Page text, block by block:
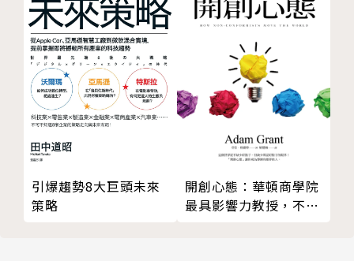
也曾在1995~2001年間的網路泡沫時期進場，跟著每
一位瘋狂買股的投資人一起做發財夢。然而，潮水退
了，才知道誰沒穿褲子，當泡沫被吹破後，他的發財夢
也破滅了，還好這次他的損失不多，賣股後還有小賺一
點錢。但在那之後，他長達10年沒有再投資。
財經記者的投資黑歷史（3）堅持投資一毛都不能賠的
標的
貝胡貝：「如果他真的懂投資，他應該這樣對我說：
引爆趨勢8大巨頭未來
策略
開創心態：華頓商學院
最具影響力教授，不墨